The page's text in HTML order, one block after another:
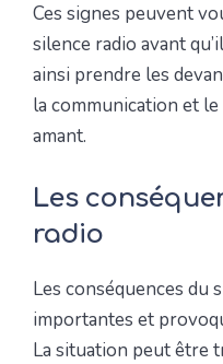
Ces signes peuvent
silence radio avant
ainsi prendre les
la communication et
amant.
Les
radio
Les conséquences du
importantes et
La situation peut être